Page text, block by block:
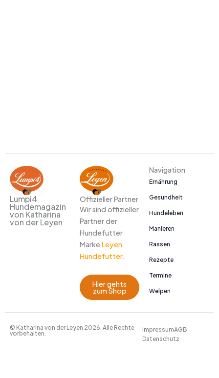
Lumpi4
Hundemagazin
von Katharina
von der Leyen
Offizieller Partner
Wir sind offizieller
Partner der
Hundefutter
Marke Leyen
Hundefutter.
Hier gehts
zum Shop
Navigation
Ernährung
Gesundheit
Hundeleben
Manieren
Rassen
Rezepte
Termine
Welpen
© Katharina von der Leyen 2026. Alle Rechte
vorbehalten.
ImpressumAGB
Datenschutz